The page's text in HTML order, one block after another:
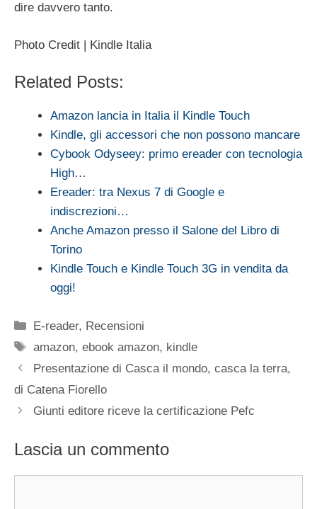
dire davvero tanto.
Photo Credit | Kindle Italia
Related Posts:
Amazon lancia in Italia il Kindle Touch
Kindle, gli accessori che non possono mancare
Cybook Odyseey: primo ereader con tecnologia
High…
Ereader: tra Nexus 7 di Google e
indiscrezioni…
Anche Amazon presso il Salone del Libro di
Torino
Kindle Touch e Kindle Touch 3G in vendita da
oggi!
Categorie
E-reader, Recensioni
Tag
amazon,ebook amazon, kindle
Presentazione di Casca il mondo, casca la terra,
di Catena Fiorello
Giunti editore riceve la certificazione Pefc
Lascia un commento